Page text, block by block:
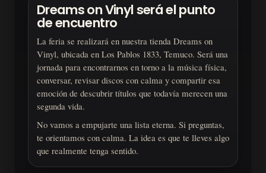
Dreams on Vinyl será el punto
de encuentro
La feria se realizará en nuestra tienda Dreams on
Vinyl, ubicada en Los Pablos 1833, Temuco. Será una
jornada para encontrarnos en torno a la música física,
conversar, revisar discos con calma y compartir esa
emoción de descubrir títulos que todavía merecen una
segunda vida.
No vamos a empujarte una lista eterna. Si preguntas,
te orientamos con calma. La idea es que te lleves algo
que realmente tenga sentido.